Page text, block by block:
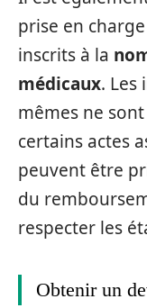
prise en
inscrits à la
médicaux. Les
mêmes ne
certains actes
peuvent être
du
respecter les
Obtenir un